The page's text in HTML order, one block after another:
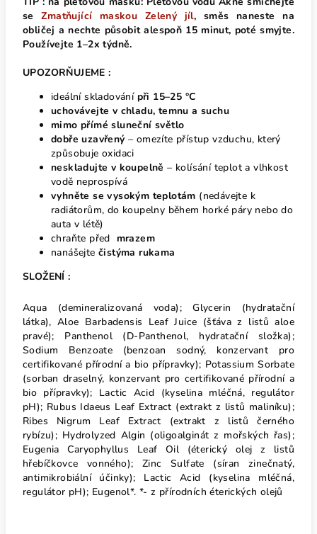
se
Zmatňující maskou Zelený jíl, směs naneste na
obličej a nechte působit alespoň 15 minut, poté smyjte.
Používejte 1–2x týdně.
UPOZORŇUJEME :
ideální skladování při 15–25 °C
uchovávejte v chladu, temnu a suchu
mimo přímé sluneční světlo
dobře uzavřený – omezíte přístup vzduchu, který
způsobuje oxidaci
neskladujte v koupelně – kolísání teplot a vlhkost
vodě neprospívá
vyhněte se vysokým teplotám (nedávejte k
radiátorům, do koupelny během horké páry nebo do
auta v létě)
chraňte před mrazem
nanášejte čistýma rukama
SLOŽENÍ :
Aqua (demineralizovaná voda); Glycerin (hydratační
látka), Aloe Barbadensis Leaf Juice (šťáva z listů aloe
pravé); Panthenol (D-Panthenol, hydratační složka);
Sodium Benzoate (benzoan sodný, konzervant pro
certifikované přírodní a bio přípravky); Potassium Sorbate
(sorban draselný, konzervant pro certifikované přírodní a
bio přípravky); Lactic Acid (kyselina mléčná, regulátor
pH); Rubus Idaeus Leaf Extract (extrakt z listů maliníku);
Ribes Nigrum Leaf Extract (extrakt z listů černého
rybízu); Hydrolyzed Algin (oligoalginát z mořských řas);
Eugenia Caryophyllus Leaf Oil (éterický olej z listů
hřebíčkovce vonného); Zinc Sulfate (síran zinečnatý,
antimikrobiální účinky); Lactic Acid (kyselina mléčná,
regulátor pH); Eugenol*. *- z přírodních éterických olejů